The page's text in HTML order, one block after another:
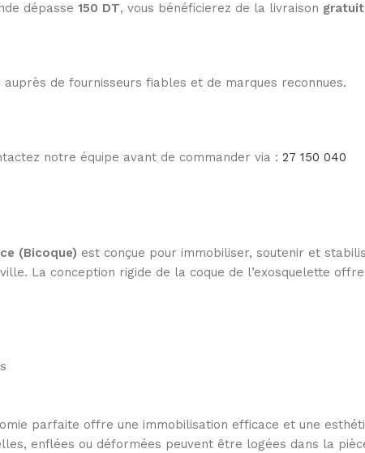
dépasse 150 DT, vous bénéficierez de la livraison
de fournisseurs fiables et de marques reconnues.
notre équipe avant de commander via : 27 150 040
(Bicoque) est conçue pour immobiliser, soutenir et
La conception rigide de la coque de l’exosquelette
parfaite offre une immobilisation efficace et une
enflées ou déformées peuvent être logées dans la